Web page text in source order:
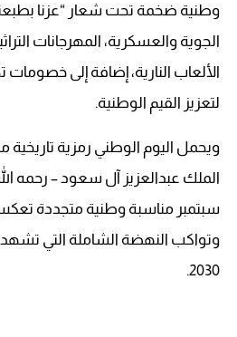
وطنية ضخمة تحت شعار “عزنا
الجوية والعسكرية، المهرجانات
الألعاب النارية، إضافة إلى
لتعزيز القيم الوطنية.
ويحمل اليوم الوطني رمزية تاريخية
سبتمبر مناسبة وطنية متجددة تعكس
وتواكب النهضة الشاملة التي
2030.